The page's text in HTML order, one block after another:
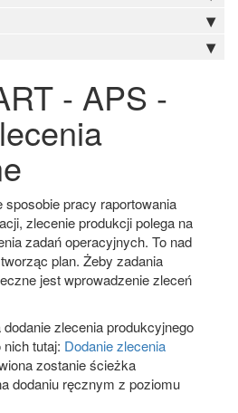
- APS -
pracy raportowania
zlecenie produkcji polega na
zadań operacyjnych. To nad
plan. Żeby zadania
jest wprowadzenie zleceń
zlecenia produkcyjnego
tutaj: Dodanie zlecenia
zostanie ścieżka
dodaniu ręcznym z poziomu